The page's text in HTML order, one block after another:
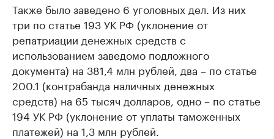
Также было заведено 6 уголовных дел. Из них
три по статье 193 УК РФ (уклонение от
репатриации денежных средств с
использованием заведомо подложного
документа) на 381,4 млн рублей, два – по статье
200.1 (контрабанда наличных денежных
средств) на 65 тысяч долларов, одно – по статье
194 УК РФ (уклонение от уплаты таможенных
платежей) на 1,3 млн рублей.